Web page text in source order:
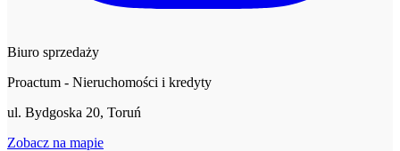
Biuro sprzedaży
Proactum - Nieruchomości i kredyty
ul. Bydgoska 20, Toruń
Zobacz na mapie